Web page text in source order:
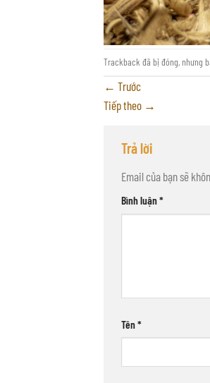
Trackback đã bị đóng, nhưng
← Trước
Tiếp theo →
Trả lời
Email của bạn sẽ
Bình luận*
Tên*